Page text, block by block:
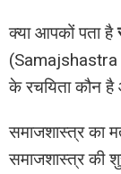
क्या आपकों पता है
(Samajshastra
के रचयिता कौन है
समाजशास्त्र का
समाजशास्त्र की